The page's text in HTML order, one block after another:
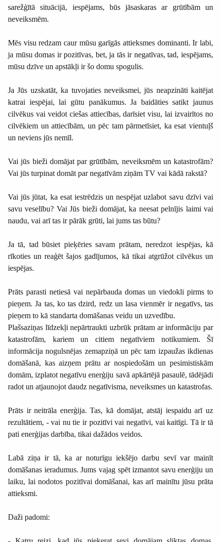
sarežģītā situācijā, iespējams, būs jāsaskaras ar grūtībām un
neveiksmēm.
Mēs visu redzam caur mūsu garīgās attieksmes dominanti. Ir labi,
ja mūsu domas ir pozitīvas, bet, ja tās ir negatīvas, tad, iespējams,
mūsu dzīve un apstākļi ir šo domu spogulis.
Ja Jūs uzskatāt, ka tuvojaties neveiksmei, jūs neapzināti kaitējat
katrai iespējai, lai gūtu panākumus. Ja baidāties satikt jaunus
cilvēkus vai veidot ciešas attiecības, darīsiet visu, lai izvairītos no
cilvēkiem un attiecībām, un pēc tam pārmetīsiet, ka esat vientuļš
un neviens jūs nemīl.
Vai jūs bieži domājat par grūtībām, neveiksmēm un katastrofām?
Vai jūs turpinat domāt par negatīvām ziņām TV vai kādā rakstā?
Vai jūs jūtat, ka esat iestrēdzis un nespējat uzlabot savu dzīvi vai
savu veselību? Vai Jūs bieži domājat, ka neesat pelnījis laimi vai
naudu, vai arī tas ir pārāk grūti, lai jums tas būtu?
Ja tā, tad būsiet pieķēries savam prātam, neredzot iespējas, kā
rīkoties un reaģēt šajos gadījumos, kā tikai atgrūžot cilvēkus un
iespējas.
Prāts parasti netiesā vai nepārbauda domas un viedokli pirms to
pieņem. Ja tas, ko tas dzird, redz un lasa vienmēr ir negatīvs, tas
pieņem to kā standarta domāšanas veidu un uzvedību.
Plašsaziņas līdzekļi nepārtraukti uzbrūk prātam ar informāciju par
katastrofām, kariem un citiem negatīviem notikumiem. Šī
informācija nogulsnējas zemapziņā un pēc tam izpaužas ikdienas
domāšanā, kas aizņem prātu ar nospiedošām un pesimistiskām
domām, izplatot negatīvu enerģiju savā apkārtējā pasaulē, tādējādi
radot un atjaunojot daudz negatīvisma, neveiksmes un katastrofas.
Prāts ir neitrāla enerģija. Tas, kā domājat, atstāj iespaidu arī uz
rezultātiem, - vai nu tie ir pozitīvi vai negatīvi, vai kaitīgi. Tā ir tā
pati enerģijas darbība, tikai dažādos veidos.
Labā ziņa ir tā, ka ar noturīgu iekšējo darbu sevī var mainīt
domāšanas ieradumus. Jums vajag spēt izmantot savu enerģiju un
laiku, lai nodotos pozitīvai domāšanai, kas arī mainītu jūsu prāta
attieksmi.
Daži padomi: